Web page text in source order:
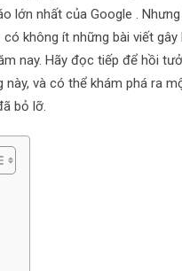
lớn nhất của Google .
không ít những bài viết gây
nay. Hãy đọc tiếp để hồi
này, và có thể khám phá ra
bỏ lỡ.